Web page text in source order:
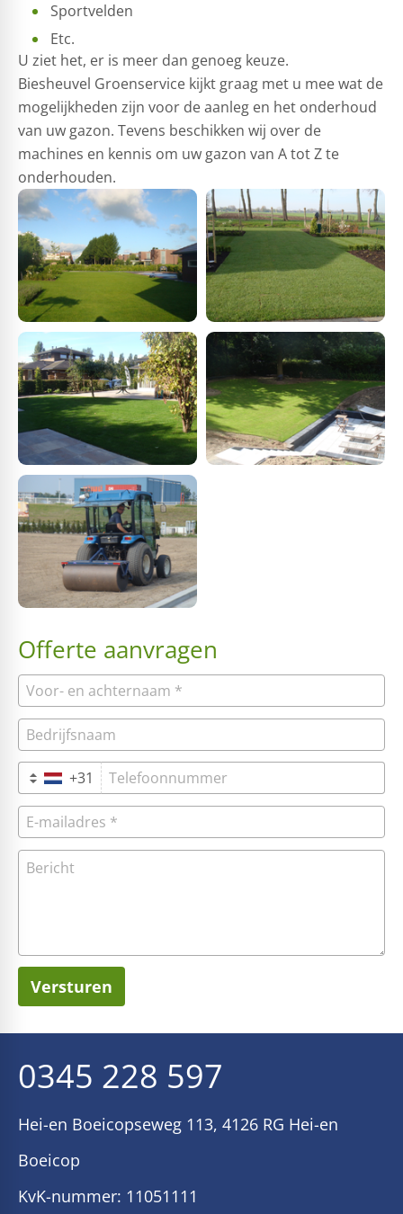
Sportvelden
Etc.
U ziet het, er is meer dan genoeg keuze.
Biesheuvel Groenservice kijkt graag met u mee wat de
mogelijkheden zijn voor de aanleg en het onderhoud
van uw gazon. Tevens beschikken wij over de
machines en kennis om uw gazon van A tot Z te
onderhouden.
Offerte aanvragen
+31
Versturen
0345 228 597
Hei-en Boeicopseweg 113, 4126 RG Hei-en
Boeicop
KvK-nummer: 11051111